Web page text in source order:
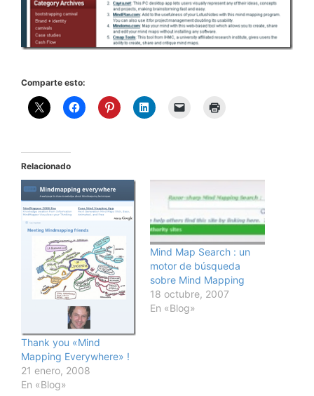
Comparte esto:
Relacionado
Thank you «Mind
Mapping Everywhere» !
21 enero, 2008
En «Blog»
Mind Map Search : un
motor de búsqueda
sobre Mind Mapping
18 octubre, 2007
En «Blog»